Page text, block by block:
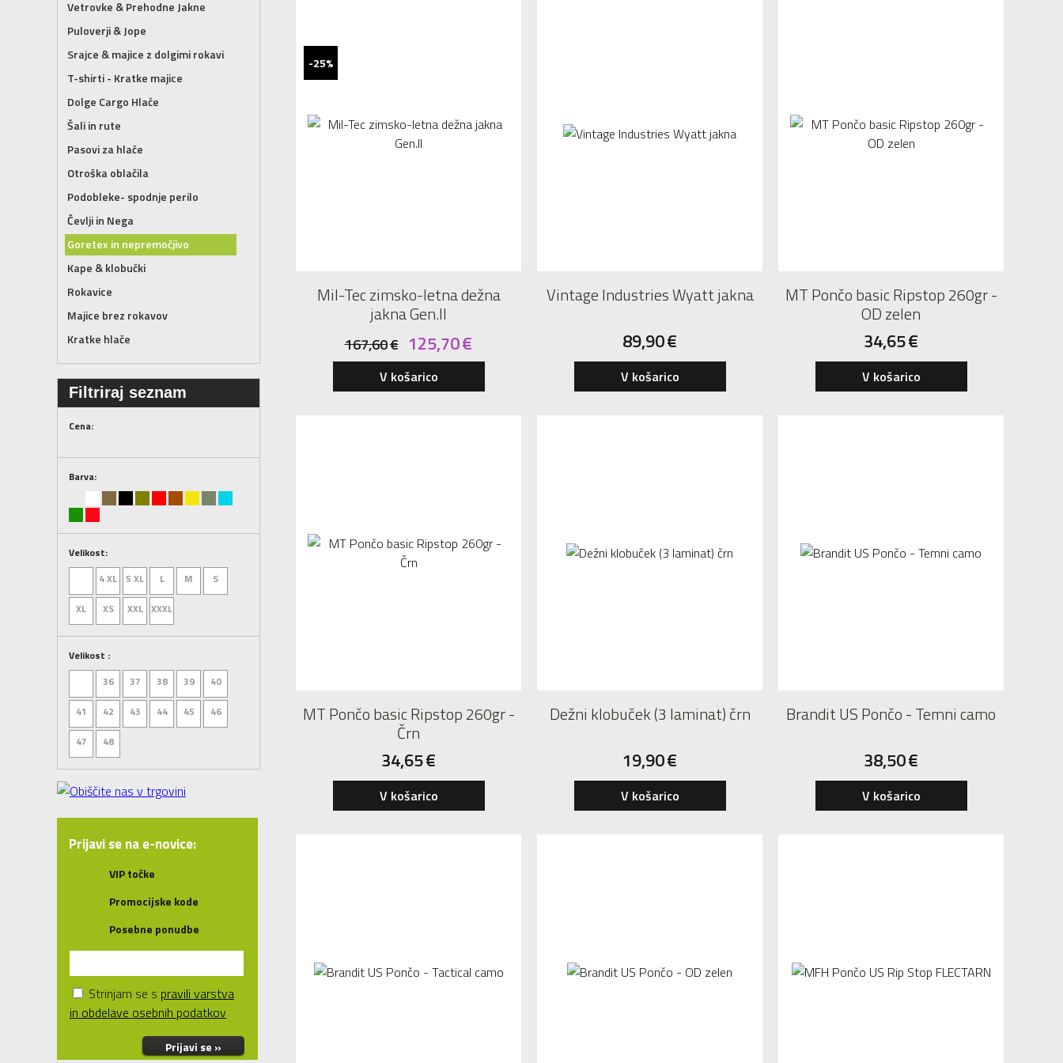
Vetrovke & Prehodne Jakne
Puloverji & Jope
Srajce & majice z dolgimi rokavi
T-shirti - Kratke majice
Dolge Cargo Hlače
Šali in rute
Pasovi za hlače
Otroška oblačila
Podobleke- spodnje perilo
Čevlji in Nega
Goretex in nepremočjivo
Kape & klobučki
Rokavice
Majice brez rokavov
Kratke hlače
Filtriraj seznam
Cena:
Barva:
Velikost:
4 XL
5 XL L M
S
XL
XS XXL XXXL
Velikost :
36
37 38 39
40
41
42 43 44 45
46
47
48
Prijavi se na e-novice:
VIP točke
Promocijske kode
Posebne ponudbe
Strinjam se s pravili varstva
in obdelave osebnih podatkov
Prijavi se »
XXXL
Mil-Tec zimsko-letna dežna
jakna Gen.II
167,60€ 125,70€
-25%
V košarico
M L XL
Vintage Industries Wyatt jakna
89,90€
V košarico
MT Pončo basic Ripstop 260gr -
OD zelen
34,65€
V košarico
MT Pončo basic Ripstop 260gr -
Črn
34,65€
V košarico
M L XL
Dežni klobuček (3 laminat) črn
19,90€
V košarico
Brandit US Pončo - Temni camo
38,50€
V košarico